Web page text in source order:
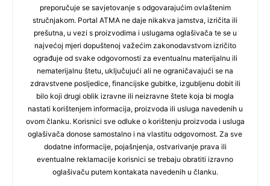
preporučuje se savjetovanje s odgovarajućim ovlaštenim
stručnjakom. Portal ATMA ne daje nikakva jamstva, izričita ili
prešutna, u vezi s proizvodima i uslugama oglašivača te se u
najvećoj mjeri dopuštenoj važećim zakonodavstvom izričito
ograđuje od svake odgovornosti za eventualnu materijalnu ili
nematerijalnu štetu, uključujući ali ne ograničavajući se na
zdravstvene posljedice, financijske gubitke, izgubljenu dobit ili
bilo koji drugi oblik izravne ili neizravne štete koja bi mogla
nastati korištenjem informacija, proizvoda ili usluga navedenih u
ovom članku. Korisnici sve odluke o korištenju proizvoda i usluga
oglašivača donose samostalno i na vlastitu odgovornost. Za sve
dodatne informacije, pojašnjenja, ostvarivanje prava ili
eventualne reklamacije korisnici se trebaju obratiti izravno
oglašivaču putem kontakata navedenih u članku.